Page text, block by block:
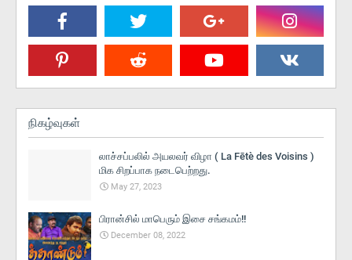
நிகழ்வுகள்
லாச்சப்பலில் அயலவர் விழா ( La Fētè des Voisins )
மிக சிறப்பாக நடைபெற்றது.
May 27, 2023
பிரான்சில் மாபெரும் இசை சங்கமம்!!
December 08, 2022